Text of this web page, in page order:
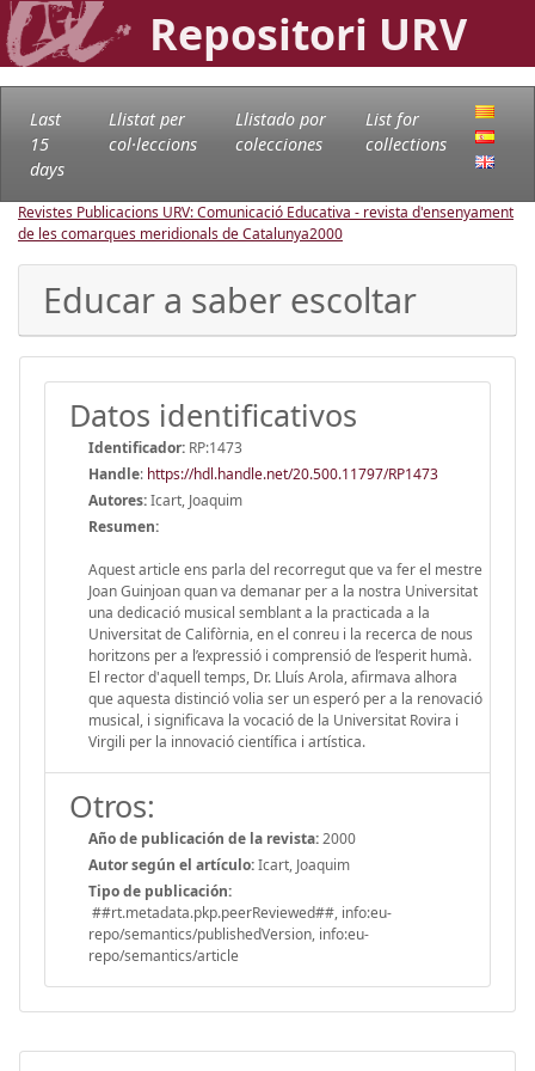
Repositori URV
Last
15
days
Llistat per
col·leccions
Llistado por
colecciones
List for
collections
Revistes Publicacions URV: Comunicació Educativa - revista d'ensenyament
de les comarques meridionals de Catalunya2000
Educar a saber escoltar
Datos identificativos
Identificador: RP:1473
Handle: https://hdl.handle.net/20.500.11797/RP1473
Autores:Icart, Joaquim
Resumen:
Aquest article ens parla del recorregut que va fer el mestre
Joan Guinjoan quan va demanar per a la nostra Universitat
una dedicació musical semblant a la practicada a la
Universitat de Califòrnia, en el conreu i la recerca de nous
horitzons per a l’expressió i comprensió de l’esperit humà.
El rector d'aquell temps, Dr. Lluís Arola, afirmava alhora
que aquesta distinció volia ser un esperó per a la renovació
musical, i significava la vocació de la Universitat Rovira i
Virgili per la innovació científica i artística.
Otros:
Año de publicación de la revista:2000
Autor según el artículo:Icart, Joaquim
Tipo de publicación:
##rt.metadata.pkp.peerReviewed##, info:eu-
repo/semantics/publishedVersion, info:eu-
repo/semantics/article